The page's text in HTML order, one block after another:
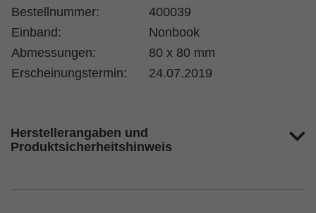
Bestellnummer:
400039
Einband:
Nonbook
Abmessungen:
80 x 80 mm
Erscheinungstermin:
24.07.2019
Herstellerangaben und
Produktsicherheitshinweis